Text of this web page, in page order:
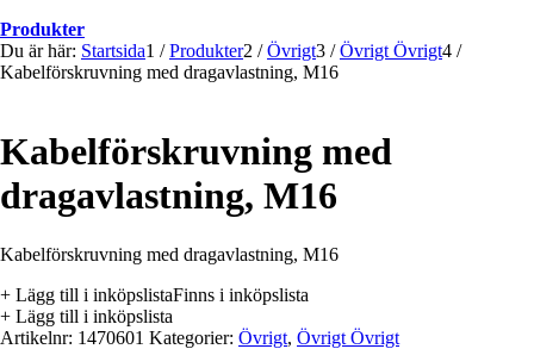
Produkter
Du är här: Startsida1 / Produkter2 / Övrigt3 / Övrigt Övrigt4 /
Kabelförskruvning med dragavlastning, M16
Kabelförskruvning med
dragavlastning, M16
Kabelförskruvning med dragavlastning, M16
+ Lägg till i inköpslistaFinns i inköpslista
+ Lägg till i inköpslista
Artikelnr: 1470601 Kategorier: Övrigt, Övrigt Övrigt